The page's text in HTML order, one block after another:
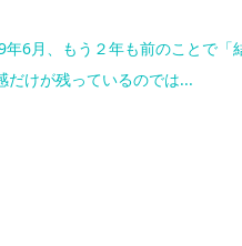
年6月、もう２年も前のことで「
だけが残っているのでは...